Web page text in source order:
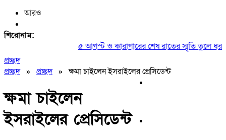
আরও
শিরোনাম:
৫ আগস্ট ও কারাগারের শেষ রাতের স্মৃতি তুলে
প্রচ্ছদ
প্রচ্ছদ» প্রচ্ছদ»ক্ষমা চাইলেন ইসরাইলের প্রেসিডেন্ট
ক্ষমা চাইলেন
ইসরাইলের প্রেসিডেন্ট